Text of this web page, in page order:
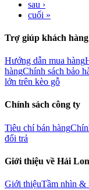
sau ›
cuối »
Trợ giúp khách hàng
Hướng dẫn mua hàng
hàngChính sách bảo
lớn trên kèo gỗ
Chính sách công ty
Tiêu chí bán hàng
đổi trả
Giới thiệu về Hải
Giới thiệuTầm nhìn &